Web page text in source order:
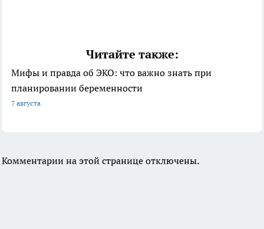
Читайте также:
Мифы и правда об ЭКО: что важно знать при
планировании беременности
7 августа
Комментарии на этой странице отключены.